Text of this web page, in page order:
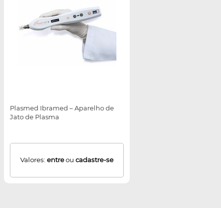
Plasmed Ibramed – Aparelho de
Jato de Plasma
Valores: entreou cadastre-se